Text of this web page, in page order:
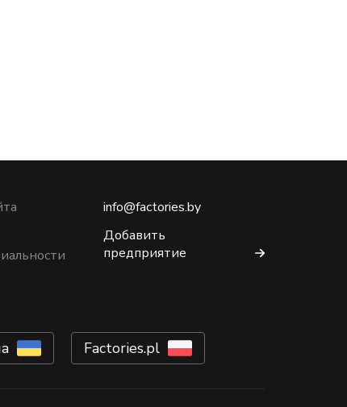
info@factories.by
Добавить
предприятие
Factories.pl